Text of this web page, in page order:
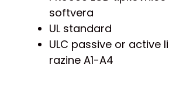
softvera
UL standard
ULC passive or active
razine A1-A4